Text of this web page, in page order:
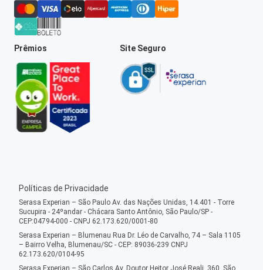
Prêmios Site Seguro
Políticas de Privacidade
Serasa Experian – São Paulo Av. das Nações Unidas, 14.401 - Torre
Sucupira - 24ºandar - Chácara Santo Antônio, São Paulo/SP -
CEP:04794-000 - CNPJ 62.173.620/0001-80
Serasa Experian – Blumenau Rua Dr. Léo de Carvalho, 74 – Sala 1105
– Bairro Velha, Blumenau/SC - CEP: 89036-239 CNPJ
62.173.620/0104-95
Serasa Experian – São Carlos Av. Doutor Heitor José Reali, 360, São